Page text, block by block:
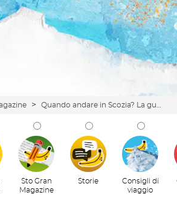
>
Sto Gran
Magazine
Storie
Consigli di
viaggio